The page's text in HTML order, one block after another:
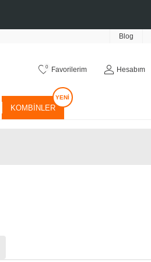
Blog
0 Favorilerim Hesabım
KOMBINLER